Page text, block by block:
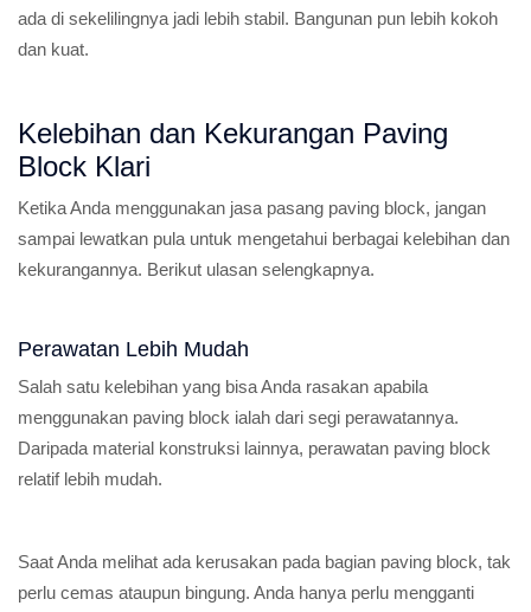
ada di sekelilingnya jadi lebih stabil. Bangunan pun lebih kokoh
dan kuat.
Kelebihan dan Kekurangan Paving
Block Klari
Ketika Anda menggunakan jasa pasang paving block, jangan
sampai lewatkan pula untuk mengetahui berbagai kelebihan dan
kekurangannya. Berikut ulasan selengkapnya.
Perawatan Lebih Mudah
Salah satu kelebihan yang bisa Anda rasakan apabila
menggunakan paving block ialah dari segi perawatannya.
Daripada material konstruksi lainnya, perawatan paving block
relatif lebih mudah.
Saat Anda melihat ada kerusakan pada bagian paving block, tak
perlu cemas ataupun bingung. Anda hanya perlu mengganti